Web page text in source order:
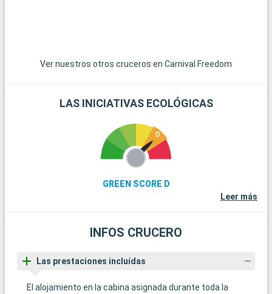
Ver nuestros otros cruceros en Carnival Freedom
LAS INICIATIVAS ECOLÓGICAS
GREEN SCORE D
Leer más
INFOS CRUCERO
Las prestaciones incluídas
El alojamiento en la cabina asignada durante toda la